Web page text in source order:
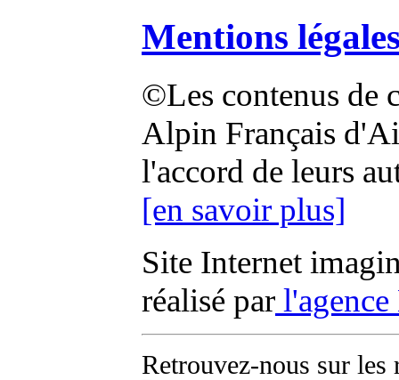
Mentions
©Les contenus de
Alpin Français
l'accord de leurs
[en savoir plus]
Site Internet
réalisé par
Retrouvez-nous sur les